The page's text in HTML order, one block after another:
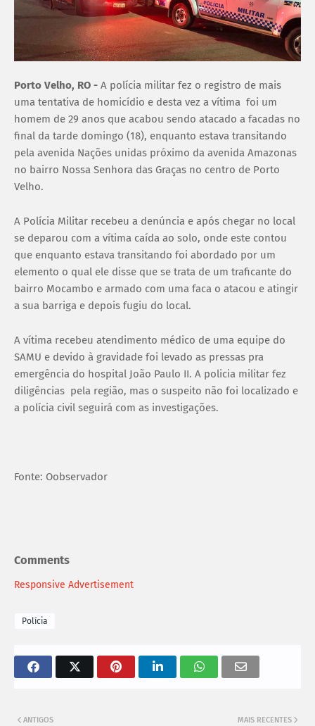
Porto Velho, RO - A polícia militar fez o registro de mais
uma tentativa de homicídio e desta vez a vítima foi um
homem de 29 anos que acabou sendo atacado a facadas no
final da tarde domingo (18), enquanto estava transitando
pela avenida Nações unidas próximo da avenida Amazonas
no bairro Nossa Senhora das Graças no centro de Porto
Velho.
A Polícia Militar recebeu a denúncia e após chegar no local
se deparou com a vítima caída ao solo, onde este contou
que enquanto estava transitando foi abordado por um
elemento o qual ele disse que se trata de um traficante do
bairro Mocambo e armado com uma faca o atacou e atingir
a sua barriga e depois fugiu do local.
A vítima recebeu atendimento médico de uma equipe do
SAMU e devido à gravidade foi levado as pressas pra
emergência do hospital João Paulo II. A policia militar fez
diligências pela região, mas o suspeito não foi localizado e
a polícia civil seguirá com as investigações.
Fonte: Oobservador
Comments
Responsive Advertisement
Polícia
MAIS RECENTES
ANTIGOS